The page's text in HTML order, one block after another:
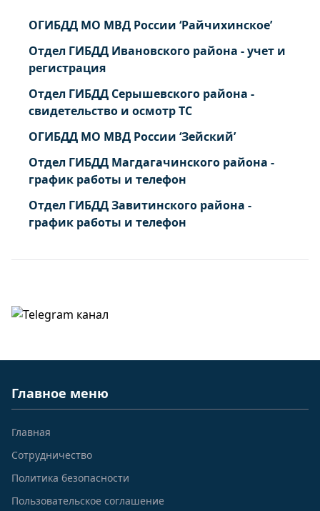
ОГИБДД МО МВД России ‘Райчихинское’
Отдел ГИБДД Ивановского района - учет и
регистрация
Отдел ГИБДД Серышевского района -
свидетельство и осмотр ТС
ОГИБДД МО МВД России ‘Зейский’
Отдел ГИБДД Магдагачинского района -
график работы и телефон
Отдел ГИБДД Завитинского района -
график работы и телефон
Главное меню
Главная
Сотрудничество
Политика безопасности
Пользовательское соглашение